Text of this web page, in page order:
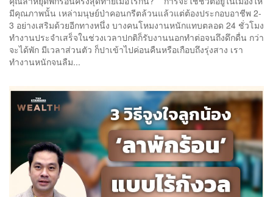
มีคุณภาพนั้น เหล่ามนุษย์ป่าคอนกรีตล้วนแล้วแต่ต้องประกอบอาชีพ 2-
3 อย่างเสริมด้วยอีกทางหนึ่ง บางคนโหมงานหนักแทบตลอด 24 ชั่วโมง
ทำงานประจำเสร็จในช่วงเวลาปกติก็รับงานนอกทำต่อจนถึงดึกดื่น กว่า
จะได้พัก มีเวลาส่วนตัว ก็ปาเข้าไปค่อนคืนหรือเกือบถึงรุ่งสาง เรา
ทำงานหนักจนลืม...